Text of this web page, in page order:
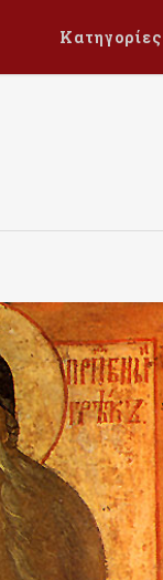
Κατηγορίες